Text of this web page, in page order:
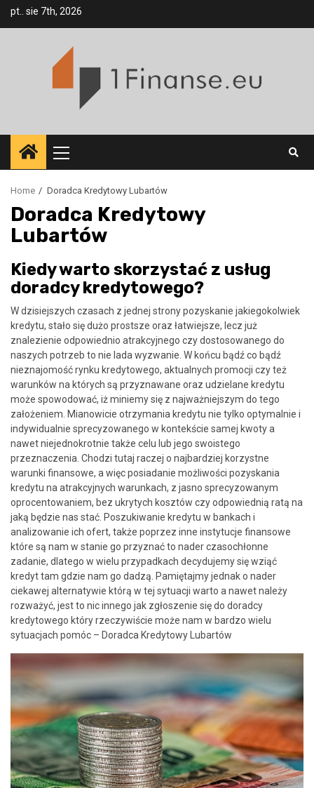
Skippt.. sie 7th, 2026
Menu
Home Doradca Kredytowy Lubartów
Doradca Kredytowy
Lubartów
Kiedy warto skorzystać z usług
doradcy kredytowego?
W dzisiejszych czasach z jednej strony pozyskanie jakiegokolwiek
kredytu, stało się dużo prostsze oraz łatwiejsze, lecz już
znalezienie odpowiednio atrakcyjnego czy dostosowanego do
naszych potrzeb to nie lada wyzwanie. W końcu bądź co bądź
nieznajomość rynku kredytowego, aktualnych promocji czy też
warunków na których są przyznawane oraz udzielane kredytu
może spowodować, iż miniemy się z najważniejszym do tego
założeniem. Mianowicie otrzymania kredytu nie tylko optymalnie i
indywidualnie sprecyzowanego w kontekście samej kwoty a
nawet niejednokrotnie także celu lub jego swoistego
przeznaczenia. Chodzi tutaj raczej o najbardziej korzystne
warunki finansowe, a więc posiadanie możliwości pozyskania
kredytu na atrakcyjnych warunkach, z jasno sprecyzowanym
oprocentowaniem, bez ukrytych kosztów czy odpowiednią ratą na
jaką będzie nas stać. Poszukiwanie kredytu w bankach i
analizowanie ich ofert, także poprzez inne instytucje finansowe
które są nam w stanie go przyznać to nader czasochłonne
zadanie, dlatego w wielu przypadkach decydujemy się wziąć
kredyt tam gdzie nam go dadzą. Pamiętajmy jednak o nader
ciekawej alternatywie którą w tej sytuacji warto a nawet należy
rozważyć, jest to nic innego jak zgłoszenie się do doradcy
kredytowego który rzeczywiście może nam w bardzo wielu
sytuacjach pomóc – Doradca Kredytowy Lubartów